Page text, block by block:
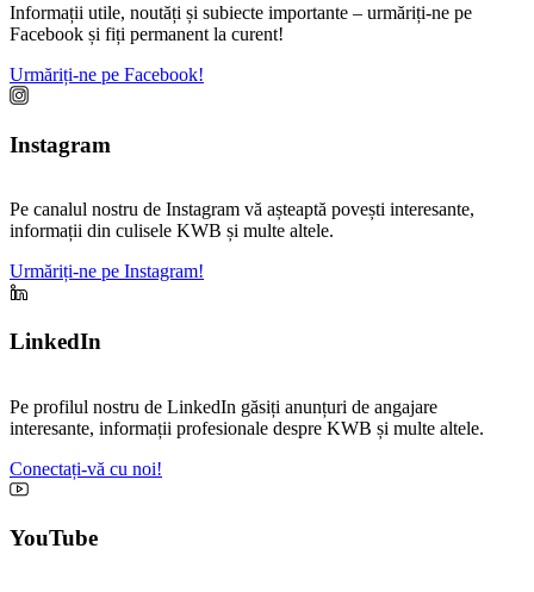
Informații utile, noutăți și subiecte importante – urmăriți-ne pe
Facebook și fiți permanent la curent!
Urmăriți-ne pe Facebook!
Instagram
Pe canalul nostru de Instagram vă așteaptă povești interesante,
informații din culisele KWB și multe altele.
Urmăriți-ne pe Instagram!
LinkedIn
Pe profilul nostru de LinkedIn găsiți anunțuri de angajare
interesante, informații profesionale despre KWB și multe altele.
Conectați-vă cu noi!
YouTube